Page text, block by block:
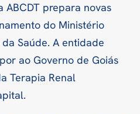
ABCDT prepara novas
do Ministério
Saúde. A entidade
ao Governo de Goiás
Terapia Renal